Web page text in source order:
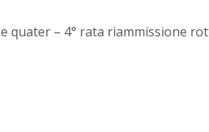
quater – 4° rata riammissione